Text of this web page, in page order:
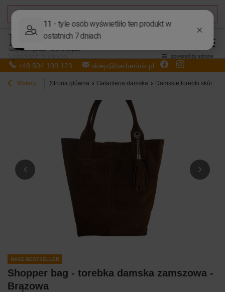
+48 504 199 123 sklep@barberinis.pl
Wstecz Strona główna Galanteria damska Damskie torebki
NASZ BESTSELLER
Shopper bag - torebka damska zamszowa -
Brązowa